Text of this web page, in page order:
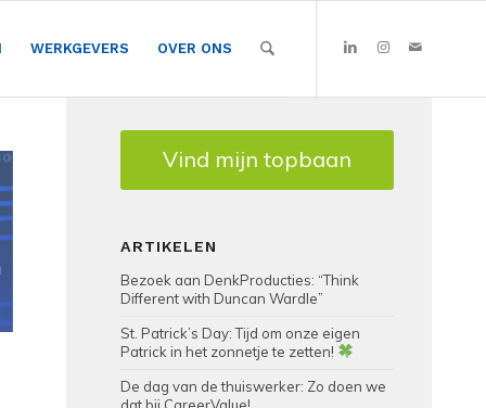
WERKGEVERS OVER ONS
Vind mijn topbaan
ARTIKELEN
Bezoek aan DenkProducties: “Think
Different with Duncan Wardle”
St. Patrick’s Day: Tijd om onze eigen
Patrick in het zonnetje te zetten!
De dag van de thuiswerker: Zo doen we